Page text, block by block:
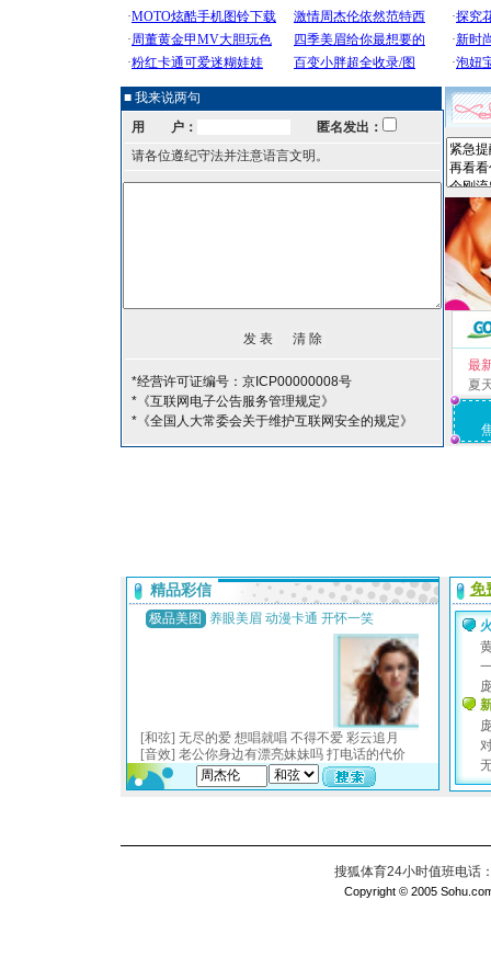
■ 我来说两句
用 户：
匿名发出：
请各位遵纪守法并注意语言文明。
*经营许可证编号：京ICP00000008号
*《互联网电子公告服务管理规定》
*《全国人大常委会关于维护互联网安全的规定》
最
夏
搜狐体育24小时值班电话
Copyright © 2005